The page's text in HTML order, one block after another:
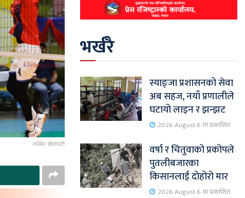
तस्बिर: खेलपाटी
भर्खरै
स्याङ्जा प्रशासनको सेवा
अब सहज, नयाँ प्रणालीले
घटायो लाइन र झन्झट
2026 August 6 मा प्रकाशित
वर्षा र चितुवाको प्रकोपले
पुतलीबजारका
किसानलाई दोहोरो मार
2026 August 6 मा प्रकाशित